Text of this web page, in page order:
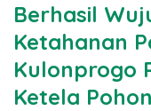
Berhasil
Ketahanan
Kulonprogo
Ketela Pohon